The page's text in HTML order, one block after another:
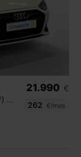
ADVANCED 35 TDI 120KW (163CV) S TRONIC
21.990 €
262
€/mes